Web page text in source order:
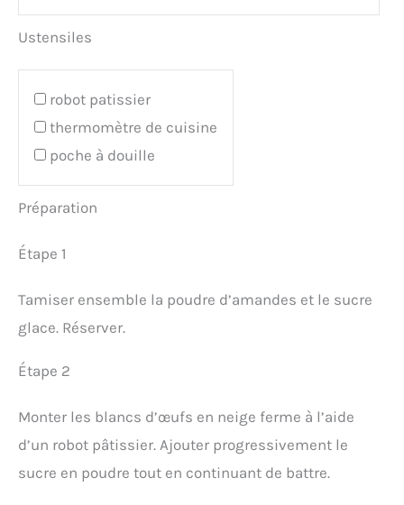
Ustensiles
robot patissier
thermomètre de cuisine
poche à douille
Préparation
Étape 1
Tamiser ensemble la poudre d’amandes et le sucre
glace. Réserver.
Étape 2
Monter les blancs d’œufs en neige ferme à l’aide
d’un robot pâtissier. Ajouter progressivement le
sucre en poudre tout en continuant de battre.